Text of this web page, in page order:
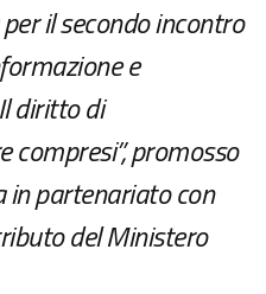
il secondo incontro
e
diritto di
compresi”, promosso
in partenariato con
del Ministero